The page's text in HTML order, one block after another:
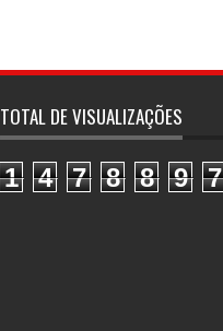
TOTAL DE VISUALIZAÇÕES
1 4 7 8 8 9 7